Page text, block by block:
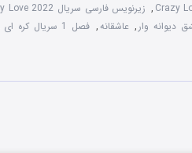
, زیرنویس فارسی سریال Crazy Love 2022
, عاشقانه, فصل 1 سریال کره ای Crazy Love 2022